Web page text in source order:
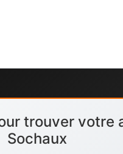
trouver votre
Sochaux